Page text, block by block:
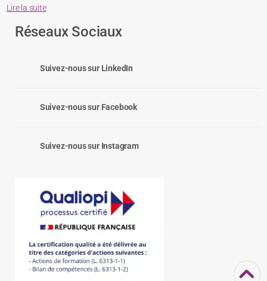
Lire la suite
Réseaux Sociaux
Suivez-nous sur LinkedIn
Suivez-nous sur Facebook
Suivez-nous sur Instagram